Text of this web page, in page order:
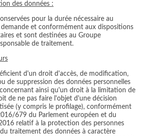
des données :
pour la durée nécessaire au
et conformément aux dispositions
et sont destinées au Groupe
de traitement.
d'un droit d'accès, de modification,
de suppression des données personnelles
ainsi qu'un droit à la limitation de
de ne pas faire l'objet d'une décision
(y compris le profilage), conformément
679 du Parlement européen et du
relatif à la protection des personnes
traitement des données à caractère